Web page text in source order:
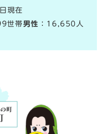
現在
世帯男性 ：16,650人